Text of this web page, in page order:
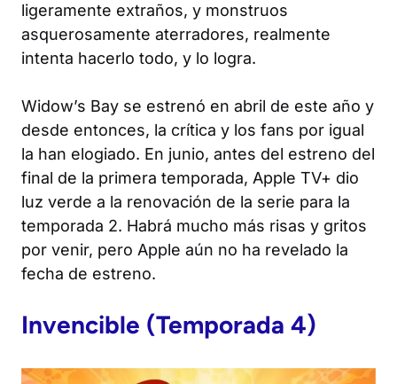
ligeramente extraños, y monstruos
asquerosamente aterradores, realmente
intenta hacerlo todo, y lo logra.
Widow’s Bay se estrenó en abril de este año y
desde entonces, la crítica y los fans por igual
la han elogiado. En junio, antes del estreno del
final de la primera temporada, Apple TV+ dio
luz verde a la renovación de la serie para la
temporada 2. Habrá mucho más risas y gritos
por venir, pero Apple aún no ha revelado la
fecha de estreno.
Invencible (Temporada 4)